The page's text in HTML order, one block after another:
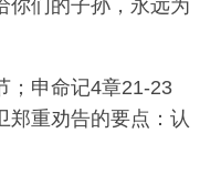
你们的子孙，永远为
；申命记4章21-23
郑重劝告的要点：认